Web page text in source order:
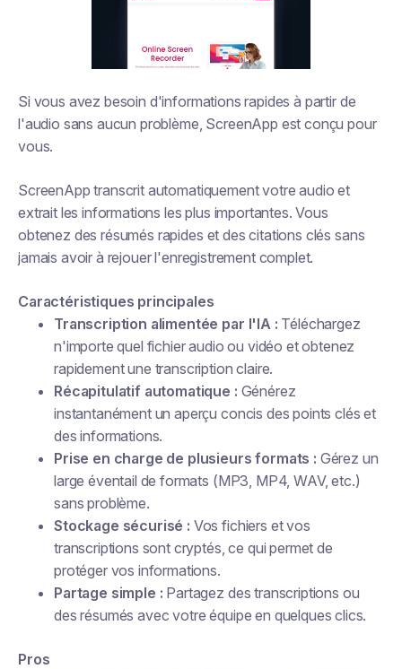
Si vous avez besoin d'informations rapides à partir de
l'audio sans aucun problème, ScreenApp est conçu pour
vous.
ScreenApp transcrit automatiquement votre audio et
extrait les informations les plus importantes. Vous
obtenez des résumés rapides et des citations clés sans
jamais avoir à rejouer l'enregistrement complet.
Caractéristiques principales
Transcription alimentée par l'IA : Téléchargez
n'importe quel fichier audio ou vidéo et obtenez
rapidement une transcription claire.
Récapitulatif automatique : Générez
instantanément un aperçu concis des points clés et
des informations.
Prise en charge de plusieurs formats : Gérez un
large éventail de formats (MP3, MP4, WAV, etc.)
sans problème.
Stockage sécurisé : Vos fichiers et vos
transcriptions sont cryptés, ce qui permet de
protéger vos informations.
Partage simple : Partagez des transcriptions ou
des résumés avec votre équipe en quelques clics.
Pros